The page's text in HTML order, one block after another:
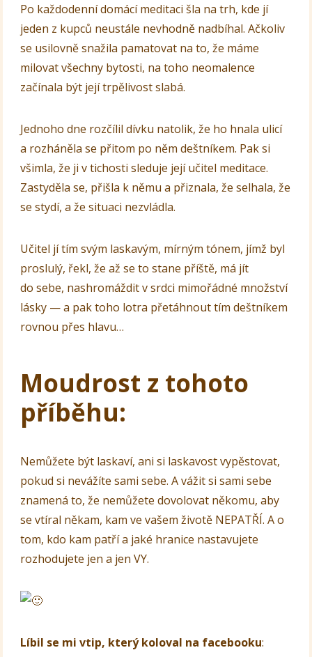
Po každodenní domácí meditaci šla na trh, kde jí
jeden z kupců neustále nevhodně nadbíhal. Ačkoliv
se usilovně snažila pamatovat na to, že máme
milovat všechny bytosti, na toho neomalence
začínala být její trpělivost slabá.
Jednoho dne rozčílil dívku natolik, že ho hnala ulicí
a rozháněla se přitom po něm deštníkem. Pak si
všimla, že ji v tichosti sleduje její učitel meditace.
Zastyděla se, přišla k němu a přiznala, že selhala, že
se stydí, a že situaci nezvládla.
Učitel jí tím svým laskavým, mírným tónem, jímž byl
proslulý, řekl, že až se to stane příště, má jít
do sebe, nashromáždit v srdci mimořádné množství
lásky — a pak toho lotra přetáhnout tím deštníkem
rovnou přes hlavu…
Moudrost z tohoto
příběhu:
Nemůžete být laskaví, ani si laskavost vypěstovat,
pokud si nevážíte sami sebe. A vážit si sami sebe
znamená to, že nemůžete dovolovat někomu, aby
se vtíral někam, kam ve vašem životě NEPATŘÍ. A o
tom, kdo kam patří a jaké hranice nastavujete
rozhodujete jen a jen VY.
Líbil se mi vtip, který koloval na facebooku: